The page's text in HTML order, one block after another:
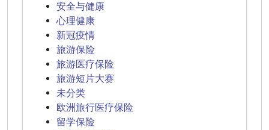
安全与健康
心理健康
新冠疫情
旅游保险
旅游医疗保险
旅游短片大赛
未分类
欧洲旅行医疗保险
留学保险